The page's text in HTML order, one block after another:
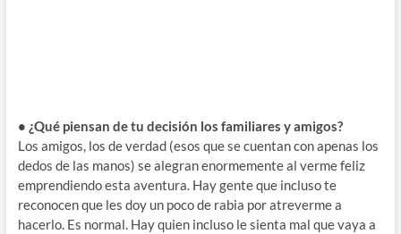
• ¿Qué piensan de tu decisión los familiares y amigos?
Los amigos, los de verdad (esos que se cuentan con apenas los
dedos de las manos) se alegran enormemente al verme feliz
emprendiendo esta aventura. Hay gente que incluso te
reconocen que les doy un poco de rabia por atreverme a
hacerlo. Es normal. Hay quien incluso le sienta mal que vaya a